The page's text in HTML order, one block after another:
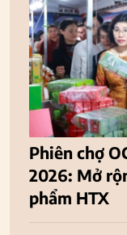
Phiên chợ
2026: Mở
phẩm HTX